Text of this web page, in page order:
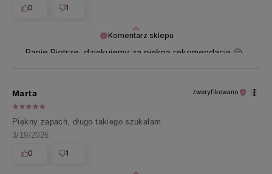
Komentarz sklepu
Panie Piotrze, dziękujemy za piękną rekomendację 🤗
0
1
Marta zweryfikowano
Piękny zapach, długo takiego szukałam
3/19/2026
0
1